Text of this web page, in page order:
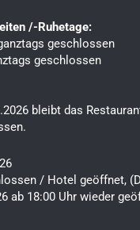
/-Ruhetage:
geschlossen
geschlossen
bleibt das
/ Hotel geöffnet,
ab 18:00 Uhr wieder